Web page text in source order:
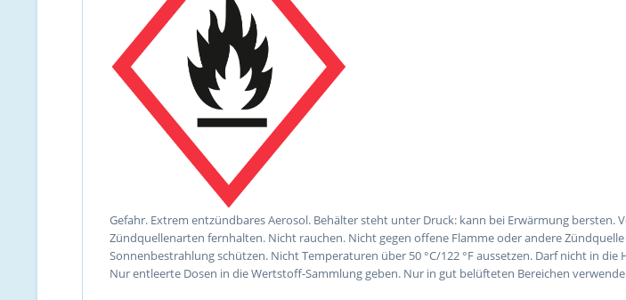
Gefahr. Extrem entzündbares Aerosol. Behälter steht unter Druck: kann bei Erwärmung
Zündquellenarten fernhalten. Nicht rauchen. Nicht gegen offene Flamme oder andere
Sonnenbestrahlung schützen. Nicht Temperaturen über 50 °C/122 °F aussetzen. Darf nicht in die
Nur entleerte Dosen in die Wertstoff-Sammlung geben. Nur in gut belüfteten Bereichen